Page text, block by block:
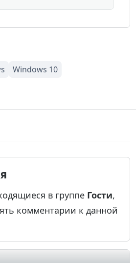
в группе Гости,
комментарии к данной